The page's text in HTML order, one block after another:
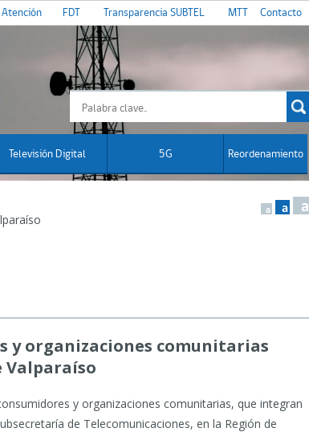
FDT Transparencia SUBTEL MTT Contacto
Televisión Digital 5G Reordenamiento
a a a
y organizaciones comunitarias
Valparaíso
y organizaciones comunitarias, que integran
de Telecomunicaciones, en la Región de